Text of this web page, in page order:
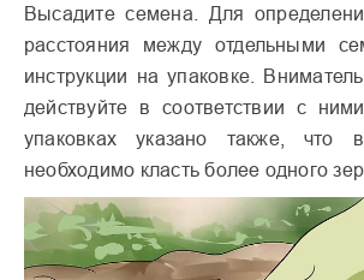
Высадите семена. Для
расстояния между отдельными
инструкции на упаковке.
действуйте в соответствии с
упаковках указано также, что
необходимо класть более одного